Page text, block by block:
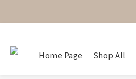
Home Page Shop All